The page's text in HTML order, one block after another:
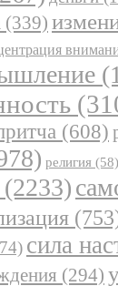
(339)
(608)
религия (58)
(2233)
сила
(294)